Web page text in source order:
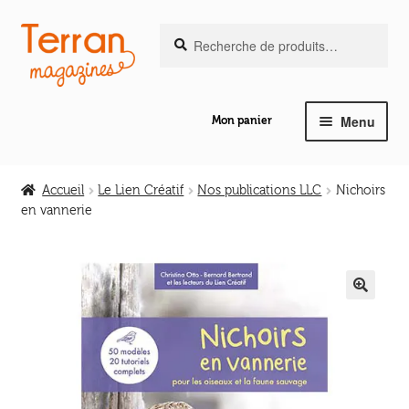
Aller
la
Aller
au
contenu
pour :
Mon panier Menu
le
enfant
Les ouvrages
Ouvrir
Accueil Le Lien Créatif Nos publications LLC
Nichoirs
en vannerie